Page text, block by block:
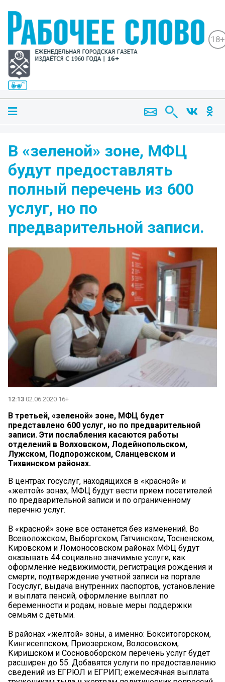
18+
В «зеленой» зоне, МФЦ
будут предоставлять
полный перечень из 600
услуг, но по
предварительной записи.
12:13 02.06.2020 16+
В третьей, «зеленой» зоне, МФЦ будет
представлено 600 услуг, но по предварительной
записи. Эти послабления касаются работы
отделений в Волховском, Лодейнопольском,
Лужском, Подпорожском, Сланцевском и
Тихвинском районах.
В центрах госуслуг, находящихся в «красной» и
«желтой» зонах, МФЦ будут вести прием посетителей
по предварительной записи и по ограниченному
перечню услуг.
В «красной» зоне все останется без изменений. Во
Всеволожском, Выборгском, Гатчинском, Тосненском,
Кировском и Ломоносовском районах МФЦ будут
оказывать 44 социально значимые услуги, как
оформление недвижимости, регистрация рождения и
смерти, подтверждение учетной записи на портале
Госуслуг, выдача внутренних паспортов, установление
и выплата пенсий, оформление выплат по
беременности и родам, новые меры поддержки
семьям с детьми.
В районах «желтой» зоны, а именно: Бокситогорском,
Кингисеппском, Приозерском, Волосовском,
Киришском и Сосновоборском перечень услуг будет
расширен до 55. Добавятся услуги по предоставлению
сведений из ЕГРЮЛ и ЕГРИП; ежемесячная выплата